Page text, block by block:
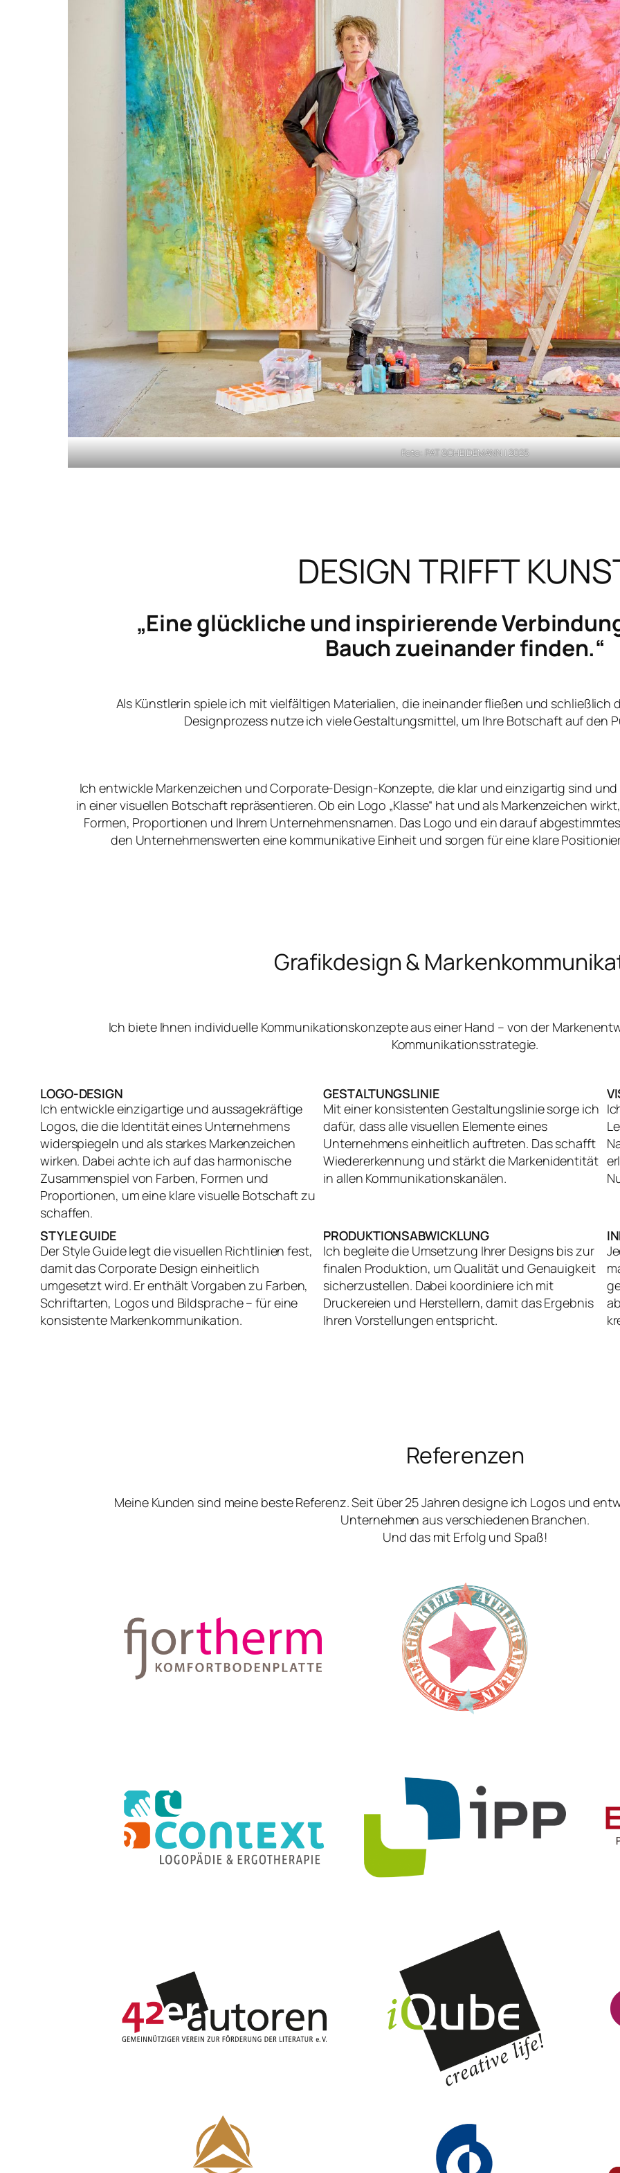
Foto: PAT SCHEIDEMANN | 2025
DESIGN TRIFFT
„Eine glückliche und inspirierende
Bauch zueinander finden.“
Als Künstlerin spiele ich mit vielfältigen Materialien, die ineinander fließen und schließlich
Designprozess nutze ich viele Gestaltungsmittel, um Ihre Botschaft auf den
Ich entwickle Markenzeichen und Corporate-Design-Konzepte, die klar und einzigartig sind
in einer visuellen Botschaft repräsentieren. Ob ein Logo „Klasse“ hat und als Markenzeichen
Formen, Proportionen und Ihrem Unternehmensnamen. Das Logo und ein darauf
den Unternehmenswerten eine kommunikative Einheit und sorgen für eine klare
Grafikdesign &
Ich biete Ihnen individuelle Kommunikationskonzepte aus einer Hand – von der
Kommunikationsstrategie.
LOGO-DESIGN
Ich entwickle einzigartige und aussagekräftige
Logos, die die Identität eines Unternehmens
widerspiegeln und als starkes Markenzeichen
wirken. Dabei achte ich auf das harmonische
Zusammenspiel von Farben, Formen und
Proportionen, um eine klare visuelle Botschaft zu
schaffen.
GESTALTUNGSLINIE
Mit einer konsistenten Gestaltungslinie sorge ich
dafür, dass alle visuellen Elemente eines
Unternehmens einheitlich auftreten. Das schafft
Wiedererkennung und stärkt die Markenidentität
in allen Kommunikationskanälen.
STYLE GUIDE
Der Style Guide legt die visuellen Richtlinien fest,
damit das Corporate Design einheitlich
umgesetzt wird. Er enthält Vorgaben zu Farben,
Schriftarten, Logos und Bildsprache – für eine
konsistente Markenkommunikation.
PRODUKTIONSABWICKLUNG
Ich begleite die Umsetzung Ihrer Designs bis zur
finalen Produktion, um Qualität und Genauigkeit
sicherzustellen. Dabei koordiniere ich mit
Druckereien und Herstellern, damit das Ergebnis
Ihren Vorstellungen entspricht.
Referenzen
Meine Kunden sind meine beste Referenz. Seit über 25 Jahren designe ich Logos und
Unternehmen aus verschiedenen Branchen.
Und das mit Erfolg und Spaß!